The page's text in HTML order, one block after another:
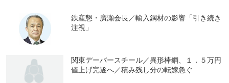
鉄産懇・廣瀬会長／輸入鋼材の影響「引き続き
注視」
関東デーバースチール／異形棒鋼、１．５万円
値上げ完遂へ／積み残し分の転嫁急ぐ